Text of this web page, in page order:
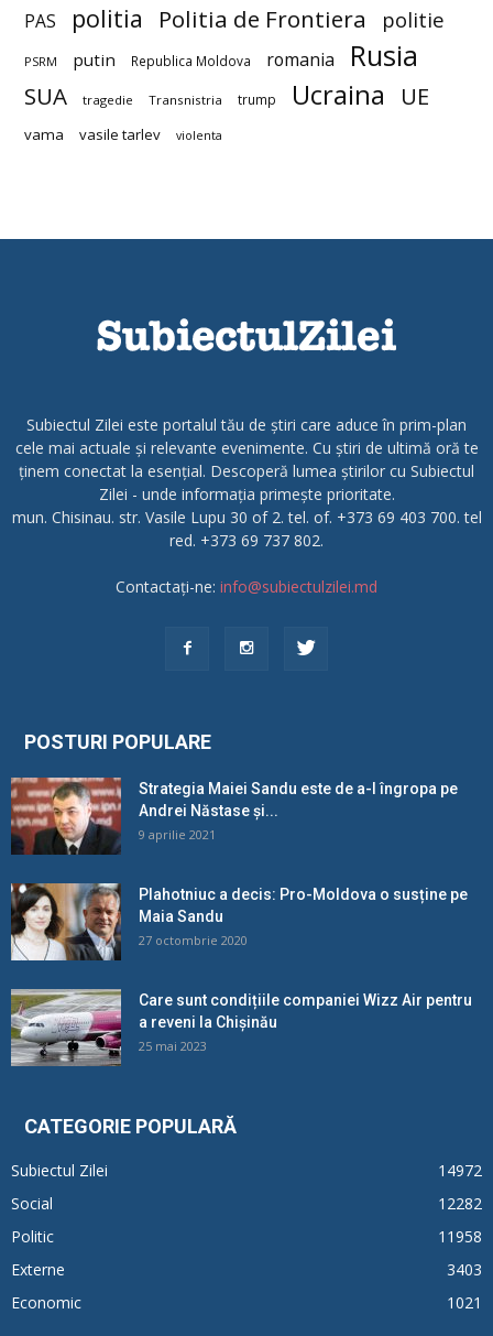
PAS politia Politia de Frontiera politie
PSRM putin Republica Moldova romania Rusia
SUA tragedie Transnistria trump Ucraina UE
vama vasile tarlev violenta
Subiectul Zilei este portalul tău de știri care aduce în prim-plan
cele mai actuale și relevante evenimente. Cu știri de ultimă oră te
ținem conectat la esențial. Descoperă lumea știrilor cu Subiectul
Zilei - unde informația primește prioritate.
mun. Chisinau. str. Vasile Lupu 30 of 2. tel. of. +373 69 403 700. tel
red. +373 69 737 802.
Contactați-ne: info@subiectulzilei.md
POSTURI POPULARE
Strategia Maiei Sandu este de a-l îngropa pe
Andrei Năstase și...
9 aprilie 2021
Plahotniuc a decis: Pro-Moldova o susține pe
Maia Sandu
27 octombrie 2020
Care sunt condițiile companiei Wizz Air pentru
a reveni la Chișinău
25 mai 2023
CATEGORIE POPULARĂ
Subiectul Zilei
14972
Social
12282
Politic
11958
Externe
3403
Economic
1021